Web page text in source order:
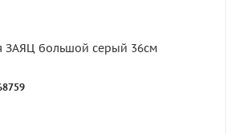
ЗАЯЦ большой серый 36см